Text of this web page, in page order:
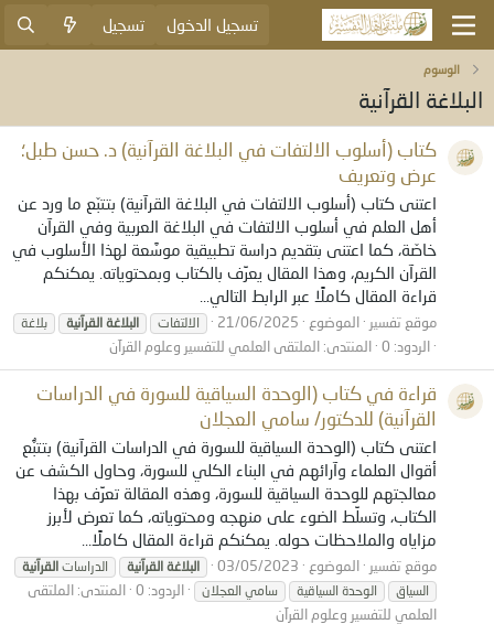
تسجيل الدخول تسجيل
الوسوم
البلاغة القرآنية
كتاب (أسلوب الالتفات في البلاغة القرآنية) د. حسن طبل؛
عرض وتعريف
‏اعتنى كتاب (أسلوب الالتفات في البلاغة القرآنية) بتتبّع ما ورد عن
أهل العلم في أسلوب الالتفات في البلاغة العربية وفي القرآن
خاصّة، كما اعتنى بتقديم دراسة تطبيقية موسَّعة لهذا الأسلوب في
القرآن الكريم، وهذا المقال يعرِّف بالكتاب وبمحتوياته.‏ يمكنكم
قراءة المقال كاملًا عبر الرابط التالي...
موقع تفسير الموضوع 21/06/2025 الالتفات البلاغة القرآنية بلاغة
الردود: 0 المنتدى: الملتقى العلمي للتفسير وعلوم القرآن
قراءة في كتاب (الوحدة السياقية للسورة في الدراسات
القرآنية) للدكتور/ سامي العجلان
اعتنى كتاب (الوحدة السياقية للسورة في الدراسات القرآنية) بتتبُّع
أقوال العلماء وآرائهم في البناء الكلي للسورة، وحاول الكشف عن
معالجتهم للوحدة السياقية للسورة، وهذه المقالة تعرِّف بهذا
الكتاب، وتسلِّط الضوء على منهجه ومحتوياته، كما تعرض لأبرز
مزاياه والملاحظات حوله. يمكنكم قراءة المقال كاملًا...
موقع تفسير الموضوع 03/05/2023 البلاغة القرآنية الدراسات القرآنية
السياق
الوحدة السياقية سامي العجلان الردود: 0 المنتدى: الملتقى
العلمي للتفسير وعلوم القرآن